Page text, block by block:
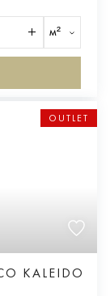
м²
OUTLET
KALEIDO